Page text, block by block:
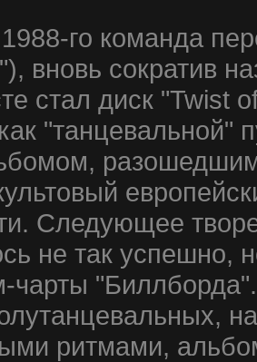
го команда
вновь сократив
стал диск "Twist
"танцевальной"
Следующее
не так успешно,
чарты
ритмами,